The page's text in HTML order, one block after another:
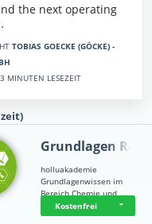
the next operating
TOBIAS GOECKE (GÖCKE) -
MINUTEN LESEZEIT
Grundlagen Rein…
holluakademie
Grundlagenwissen im
Bereich Chemie und …
Kostenfrei